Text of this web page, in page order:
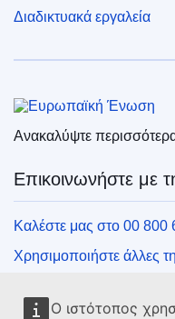
Ο ιστότοπος
Διαδικτυακά εργαλεία
Ανακαλύψτε
Επικοινωνήστε με
Καλέστε μας στο 00 800
Χρησιμοποιήστε άλλες
Συναντήστε μας σε ένα